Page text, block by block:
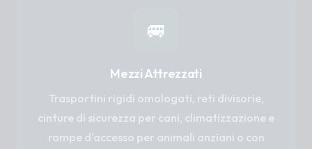
🚐
Mezzi Attrezzati
Trasportini rigidi omologati, reti divisorie,
cinture di sicurezza per cani, climatizzazione e
rampe d'accesso per animali anziani o con